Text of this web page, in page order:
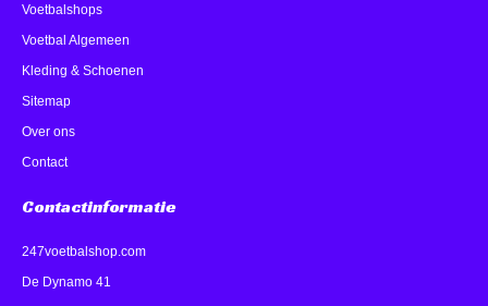
Voetbalshops
Voetbal Algemeen
Kleding & Schoenen
Sitemap
Over ons
Contact
Contactinformatie
247voetbalshop.com
De Dynamo 41